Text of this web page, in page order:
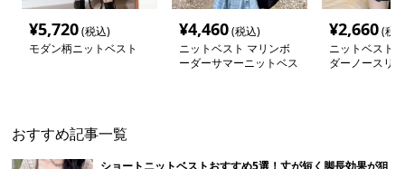
¥5,720(税込)
モダン柄ニットベスト
¥4,460(税込)
ニットベスト マリンボ
ーダーサマーニットベス
¥2,660(税
ニットベスト
ダーノースリ
おすすめ記事一覧
ショートニットベストおすすめ5選！丈が短く脚長効果が狙